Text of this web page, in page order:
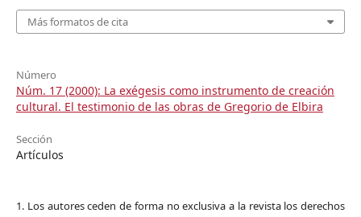
Más formatos de cita
Número
Núm. 17 (2000): La exégesis como instrumento de creación
cultural. El testimonio de las obras de Gregorio de Elbira
Sección
Artículos
1. Los autores ceden de forma no exclusiva a la revista los derechos